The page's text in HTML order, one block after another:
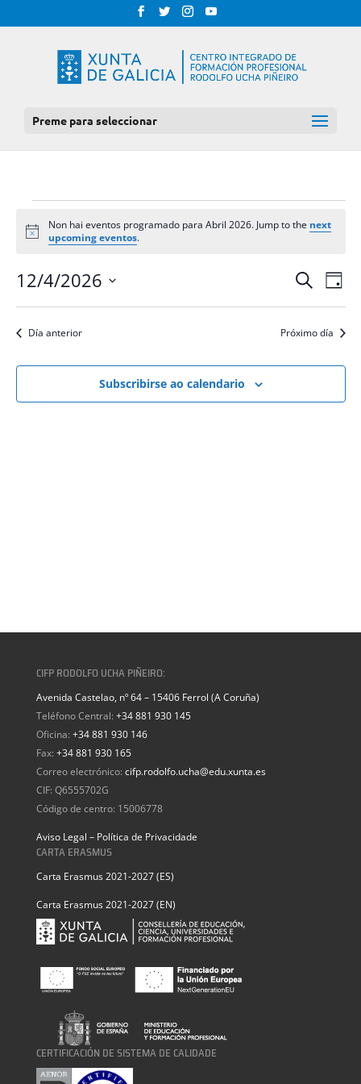
Preme para seleccionar
EVENTOS
FOR
ABRIL
2026
Notice
Non hai eventos programado para Abril 2026. Jump to the next
upcoming eventos.
DE
BUSCA
E
VISTAS
EVENTOS
Procurar
DE
DE
Día
12/4/2026
Día anterior Próximo día
Subscribirse ao calendario
CIFP RODOLFO UCHA PIÑEIRO:
Avenida Castelao, nº 64 – 15406 Ferrol (A Coruña)
Teléfono Central: +34 881 930 145
Oficina: +34 881 930 146
Fax: +34 881 930 165
Correo electrónico: cifp.rodolfo.ucha@edu.xunta.es
CIF: Q6555702G
Código de centro: 15006778
Aviso Legal – Política de Privacidade
CARTA ERASMUS
Carta Erasmus 2021-2027 (ES)
Carta Erasmus 2021-2027 (EN)
CERTIFICACIÓN DE SISTEMA DE CALIDADE